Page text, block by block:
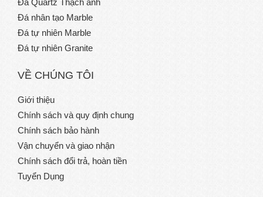
Đá Quartz Thạch anh
Đá nhân tạo Marble
Đá tự nhiên Marble
Đá tự nhiên Granite
VỀ CHÚNG TÔI
Giới thiệu
Chính sách và quy định chung
Chính sách bảo hành
Vận chuyển và giao nhận
Chính sách đổi trả, hoàn tiền
Tuyển Dụng